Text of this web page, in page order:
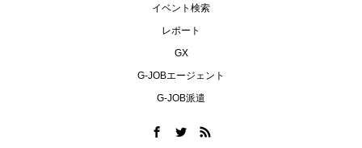
イベント検索
レポート
GX
G-JOBエージェント
G-JOB派遣